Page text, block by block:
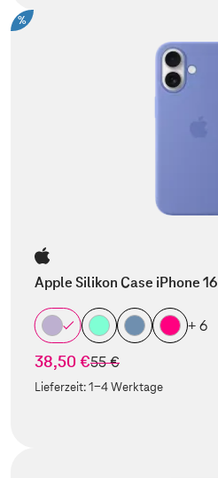
%
Apple Silikon Case iPhone 16
+ 6
38,50 €statt
55 €
Lieferzeit:1-4 Werktage